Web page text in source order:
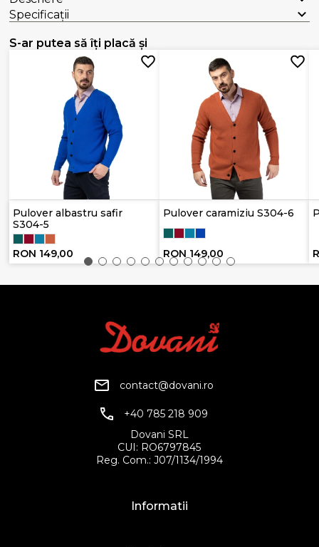
Specificații
S-ar putea să îți placă și
Pulover albastru safir
S304-5
RON 149,00
Pulover caramiziu S304-6
RON 149,00
contact@dovani.ro
+40 785 218 909
Dovani SRL
CUI: RO6797845
Reg. Com.: J07/1134/1994
Informatii